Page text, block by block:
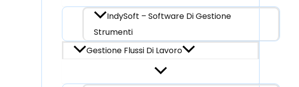
IndySoft – Software Di Gestione
Strumenti
Gestione Flussi Di Lavoro